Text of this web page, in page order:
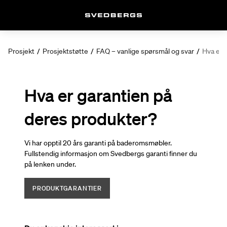
Prosjekt / Prosjektstøtte / FAQ – vanlige spørsmål og svar / Hva er
Hva er garantien på
deres produkter?
Vi har opptil 20 års garanti på baderomsmøbler.
Fullstendig informasjon om Svedbergs garanti finner du
på lenken under.
PRODUKTGARANTIER